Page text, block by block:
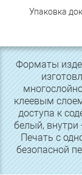
Упаковка
Форматы
клеевым
доступа к
белый,
Печать с
безопасной